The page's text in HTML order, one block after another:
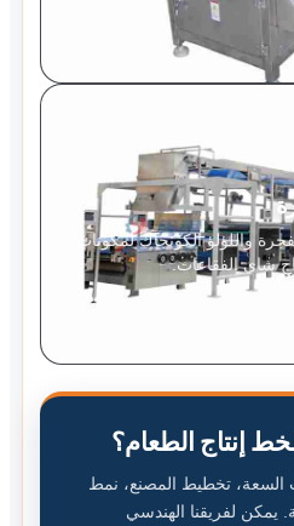
واللؤلؤ الكونجاك لمكونات
شاي الفقاعات.
إنتاج الطعام؟
السعة، تخطيط المصنع، نمط
يمكن لفريقنا الهندسي